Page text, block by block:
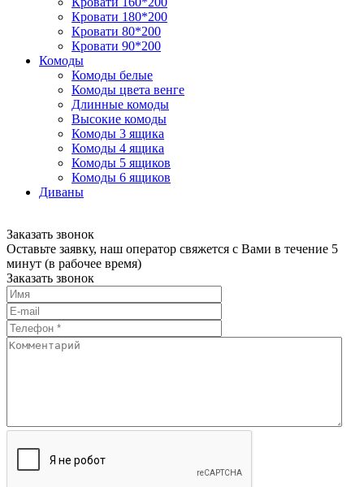
Кровати 180*200
Кровати 80*200
Кровати 90*200
Комоды
Комоды белые
Комоды цвета венге
Длинные комоды
Высокие комоды
Комоды 3 ящика
Комоды 4 ящика
Комоды 5 ящиков
Комоды 6 ящиков
Диваны
Заказать звонок
Оставьте заявку, наш оператор свяжется с Вами в течение 5
минут (в рабочее время)
Заказать звонок